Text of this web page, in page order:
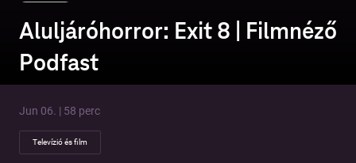
Aluljáróhorror: Exit 8 | Filmnéző
Podfast
Jun 06. | 58 perc
Televízió és film